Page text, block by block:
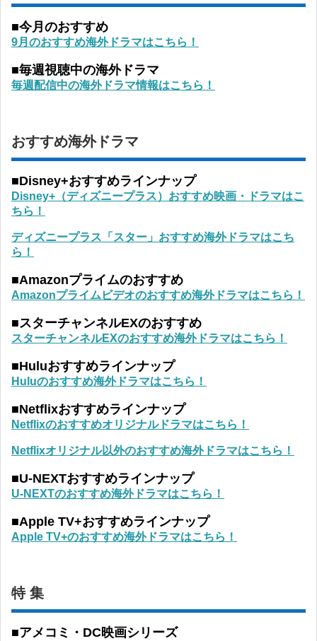
■今月のおすすめ
9月のおすすめ海外ドラマはこちら！
■毎週視聴中の海外ドラマ
毎週配信中の海外ドラマ情報はこちら！
おすすめ海外ドラマ
■Disney+おすすめラインナップ
Disney+（ディズニープラス）おすすめ映画・ドラマはこ
ちら！
ディズニープラス「スター」おすすめ海外ドラマはこち
ら！
■Amazonプライムのおすすめ
Amazonプライムビデオのおすすめ海外ドラマはこちら！
■スターチャンネルEXのおすすめ
スターチャンネルEXのおすすめ海外ドラマはこちら！
■Huluおすすめラインナップ
Huluのおすすめ海外ドラマはこちら！
■Netflixおすすめラインナップ
Netflixのおすすめオリジナルドラマはこちら！
Netflixオリジナル以外のおすすめ海外ドラマはこちら！
■U-NEXTおすすめラインナップ
U-NEXTのおすすめ海外ドラマはこちら！
■Apple TV+おすすめラインナップ
Apple TV+のおすすめ海外ドラマはこちら！
特 集
■アメコミ・DC映画シリーズ